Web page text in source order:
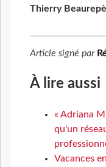
Thierry
Article signé par
À lire aussi
« Adriana
qu'un
Vacances